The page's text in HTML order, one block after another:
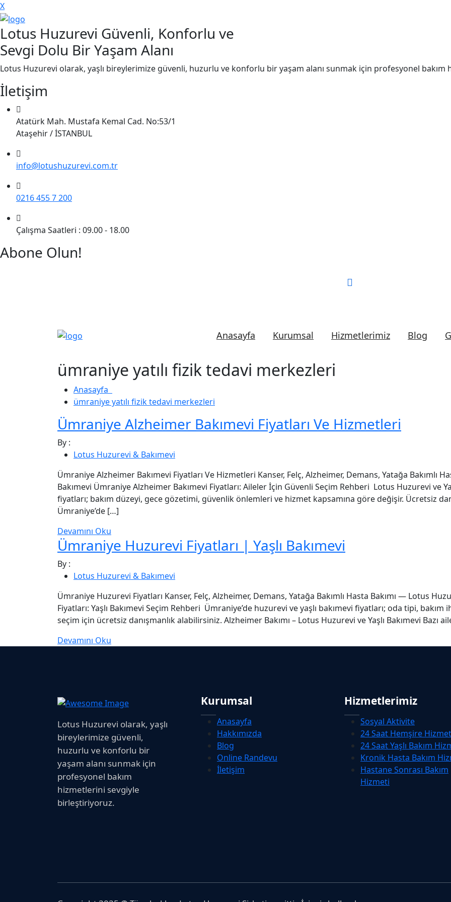
X
Lotus Huzurevi Güvenli, Konforlu ve
Sevgi Dolu Bir Yaşam Alanı
Lotus Huzurevi olarak, yaşlı bireylerimize güvenli, huzurlu ve konforlu bir yaşam alanı sunmak için profesyonel
İletişim
Atatürk Mah. Mustafa Kemal Cad. No:53/1
Ataşehir / İSTANBUL
info@lotushuzurevi.com.tr
0216 455 7 200
Çalışma Saatleri : 09.00 - 18.00
Abone Olun!
Anasayfa Kurumsal Hizmetlerimiz Blog
ümraniye yatılı fizik tedavi merkezleri
Anasayfa
ümraniye yatılı fizik tedavi merkezleri
Ümraniye Alzheimer Bakımevi Fiyatları Ve Hizmetleri
By :
Lotus Huzurevi & Bakımevi
Ümraniye Alzheimer Bakımevi Fiyatları Ve Hizmetleri Kanser, Felç, Alzheimer, Demans, Yatağa Bakımlı
Bakımevi Ümraniye Alzheimer Bakımevi Fiyatları: Aileler İçin Güvenli Seçim Rehberi Lotus Huzurevi ve
fiyatları; bakım düzeyi, gece gözetimi, güvenlik önlemleri ve hizmet kapsamına göre değişir. Ücretsiz
Ümraniye’de […]
Devamını Oku
Ümraniye Huzurevi Fiyatları | Yaşlı Bakımevi
By :
Lotus Huzurevi & Bakımevi
Ümraniye Huzurevi Fiyatları Kanser, Felç, Alzheimer, Demans, Yatağa Bakımlı Hasta Bakımı — Lotus
Fiyatları: Yaşlı Bakımevi Seçim Rehberi Ümraniye’de huzurevi ve yaşlı bakımevi fiyatları; oda tipi,
seçim için ücretsiz danışmanlık alabilirsiniz. Alzheimer Bakımı – Lotus Huzurevi ve Yaşlı Bakımevi Bazı
Devamını Oku
Lotus Huzurevi olarak, yaşlı
bireylerimize güvenli,
huzurlu ve konforlu bir
yaşam alanı sunmak için
profesyonel bakım
hizmetlerini sevgiyle
birleştiriyoruz.
Kurumsal
Anasayfa
Hakkımızda
Blog
Online Randevu
İletişim
Hizmetlerimiz
Sosyal Aktivite
24 Saat Hemşire
24 Saat Yaşlı Bakım
Kronik Hasta Bakım
Hastane Sonrası Bakım
Hizmeti